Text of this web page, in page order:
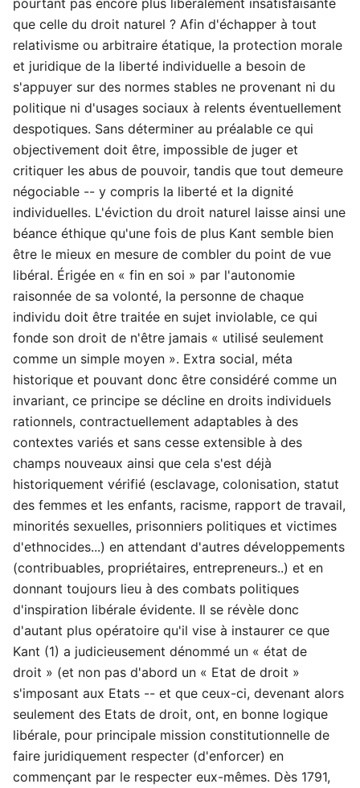
que celle du droit naturel ? Afin d'échapper à tout
relativisme ou arbitraire étatique, la protection morale
et juridique de la liberté individuelle a besoin de
s'appuyer sur des normes stables ne provenant ni du
politique ni d'usages sociaux à relents éventuellement
despotiques. Sans déterminer au préalable ce qui
objectivement doit être, impossible de juger et
critiquer les abus de pouvoir, tandis que tout demeure
négociable -- y compris la liberté et la dignité
individuelles. L'éviction du droit naturel laisse ainsi une
béance éthique qu'une fois de plus Kant semble bien
être le mieux en mesure de combler du point de vue
libéral. Érigée en « fin en soi » par l'autonomie
raisonnée de sa volonté, la personne de chaque
individu doit être traitée en sujet inviolable, ce qui
fonde son droit de n'être jamais « utilisé seulement
comme un simple moyen ». Extra social, méta
historique et pouvant donc être considéré comme un
invariant, ce principe se décline en droits individuels
rationnels, contractuellement adaptables à des
contextes variés et sans cesse extensible à des
champs nouveaux ainsi que cela s'est déjà
historiquement vérifié (esclavage, colonisation, statut
des femmes et les enfants, racisme, rapport de travail,
minorités sexuelles, prisonniers politiques et victimes
d'ethnocides...) en attendant d'autres développements
(contribuables, propriétaires, entrepreneurs..) et en
donnant toujours lieu à des combats politiques
d'inspiration libérale évidente. Il se révèle donc
d'autant plus opératoire qu'il vise à instaurer ce que
Kant (1) a judicieusement dénommé un « état de
droit » (et non pas d'abord un « Etat de droit »
s'imposant aux Etats -- et que ceux-ci, devenant alors
seulement des Etats de droit, ont, en bonne logique
libérale, pour principale mission constitutionnelle de
faire juridiquement respecter (d'enforcer) en
commençant par le respecter eux-mêmes. Dès 1791,